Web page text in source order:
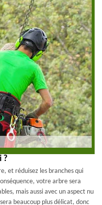
?
et réduisez les branches qui
votre arbre sera
mais aussi avec un aspect nu
beaucoup plus délicat, donc